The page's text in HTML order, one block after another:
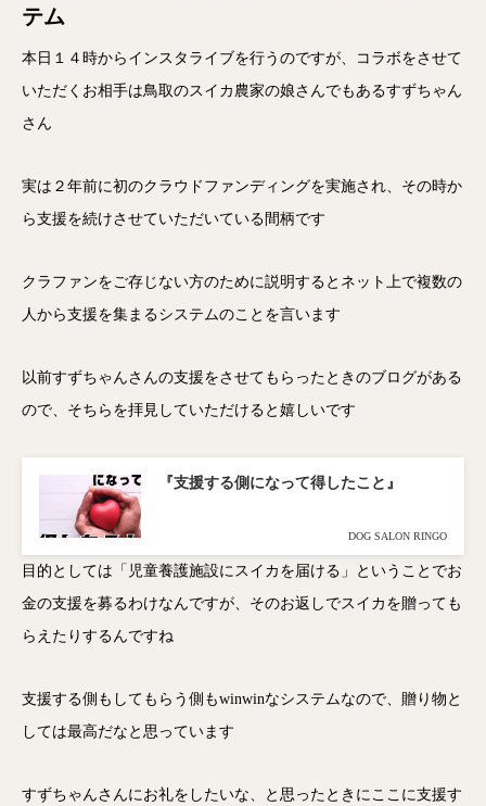
テム
本日１４時からインスタライブを行うのですが、コラボをさせて
いただくお相手は鳥取のスイカ農家の娘さんでもあるすずちゃん
さん
実は２年前に初のクラウドファンディングを実施され、その時か
ら支援を続けさせていただいている間柄です
クラファンをご存じない方のために説明するとネット上で複数の
人から支援を集まるシステムのことを言います
以前すずちゃんさんの支援をさせてもらったときのブログがある
ので、そちらを拝見していただけると嬉しいです
『支援する側になって得したこと』
DOG SALON RINGO
目的としては「児童養護施設にスイカを届ける」ということでお
金の支援を募るわけなんですが、そのお返しでスイカを贈っても
らえたりするんですね
支援する側もしてもらう側もwinwinなシステムなので、贈り物と
しては最高だなと思っています
すずちゃんさんにお礼をしたいな、と思ったときにここに支援す